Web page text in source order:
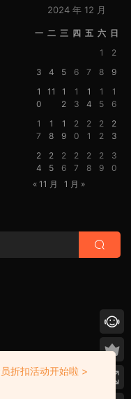
2024 年 12 月
一 二 三 四 五 六 日
1
2
3
4 5 6 7 8
9
1
0
11
1
2
1
3
1
4
1
5
1
6
1
7
1
8
1
9
2
0
2
1
2
2
2
3
2
4
2
5
2
6
2
7
2
8
2
9
3
0
« 11 月
1 月 »
折扣活动开始啦 >